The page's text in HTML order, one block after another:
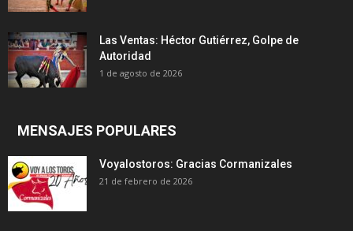
Las Ventas: Héctor Gutiérrez, Golpe de
Autoridad
1 de agosto de 2026
MENSAJES POPULARES
Voyalostoros: Gracias Cormanizales
21 de febrero de 2026